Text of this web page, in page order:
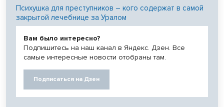
Психушка для преступников – кого содержат в самой
закрытой лечебнице за Уралом
Вам было интересно?
Подпишитесь на наш канал в Яндекс. Дзен. Все
самые интересные новости отобраны там.
Подписаться на Дзен